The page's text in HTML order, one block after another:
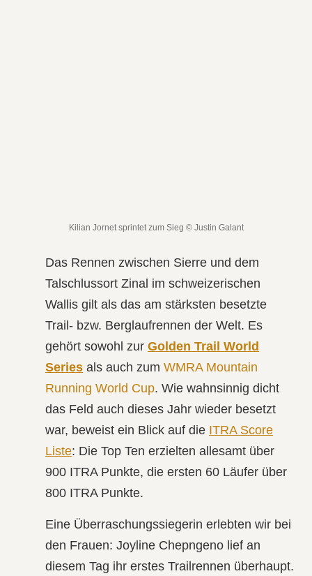
Kilian Jornet sprintet zum Sieg © Justin Galant
Das Rennen zwischen Sierre und dem
Talschlussort Zinal im schweizerischen
Wallis gilt als das am stärksten besetzte
Trail- bzw. Berglaufrennen der Welt. Es
gehört sowohl zur Golden Trail World
Series als auch zum WMRA Mountain
Running World Cup. Wie wahnsinnig dicht
das Feld auch dieses Jahr wieder besetzt
war, beweist ein Blick auf die ITRA Score
Liste: Die Top Ten erzielten allesamt über
900 ITRA Punkte, die ersten 60 Läufer über
800 ITRA Punkte.
Eine Überraschungssiegerin erlebten wir bei
den Frauen: Joyline Chepngeno lief an
diesem Tag ihr erstes Trailrennen überhaupt.